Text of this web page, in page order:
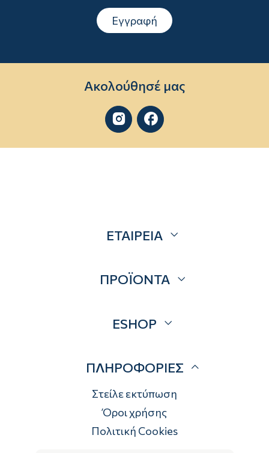
Εγγραφή
Ακολούθησέ μας
 
ΕΤΑΙΡΕΙΑ
Επικοινωνία
ΠΡΟΪΟΝΤΑ
Brands
ESHOP
Τρόποι αποστολής
Τρόποι πληρωμής
Επιστροφές
ΠΛΗΡΟΦΟΡΙΕΣ
Στείλε εκτύπωση
Όροι χρήσης
Πολιτική Cookies